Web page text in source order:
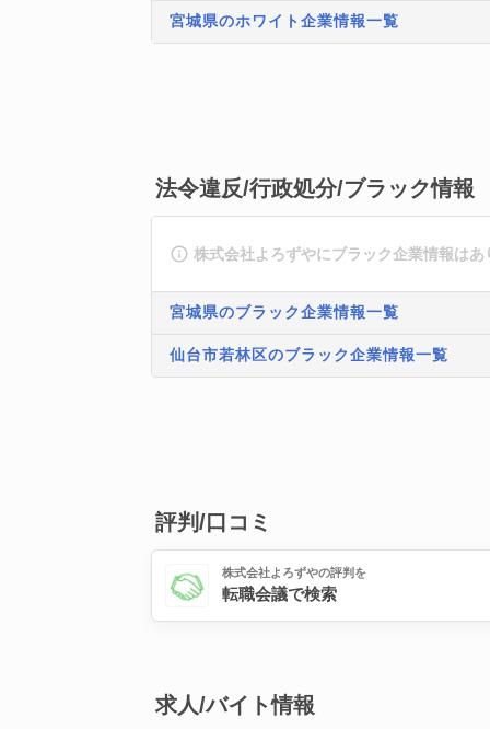
宮城県のホワイト企業情報一覧
法令違反/行政処分/ブラック情報
株式会社よろずやにブラック企業情報はあ
宮城県のブラック企業情報一覧
仙台市若林区のブラック企業情報一覧
評判/口コミ
株式会社よろずやの評判を
転職会議で検索
求人/バイト情報